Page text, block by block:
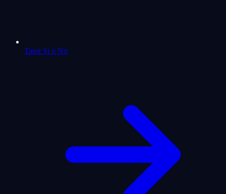
Tarot Sí o No